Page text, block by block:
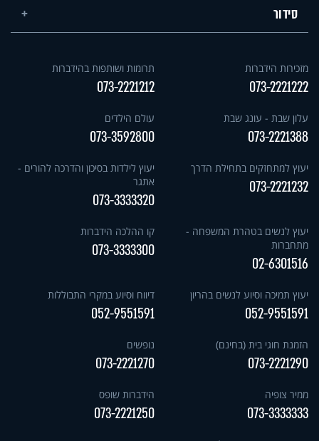
סידור
מזכירות הידברות
073-2221222
תרומות ושותפות בהידברות
073-2221212
עלון שבת - עונג שבת
073-2221388
עולם הילדים
073-3592800
יעוץ למתחזקים בתחילת הדרך
073-2221232
יעוץ לילדות בסיכון והדרכה להורים -
אתגר
073-3333320
יעוץ לנשים בטהרת המשפחה -
מתחברות
02-6301516
קו ההלכה הידברות
073-3333300
יעוץ תמיכה וסיוע לנשים בהריון
052-9551591
דיווח וסיוע במקרי התבוללות
052-9551591
הזמנת חוגי בית (בחינם)
073-2221290
נופשים
073-2221270
ממיר צופיה
073-3333333
הידברות שופס
073-2221250